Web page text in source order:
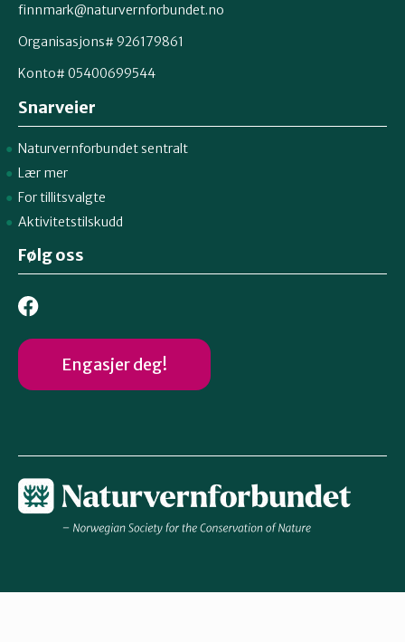
finnmark@naturvernforbundet.no
Organisasjons# 926179861
Konto# 05400699544
Snarveier
Naturvernforbundet sentralt
Lær mer
For tillitsvalgte
Aktivitetstilskudd
Følg oss
Engasjer deg!